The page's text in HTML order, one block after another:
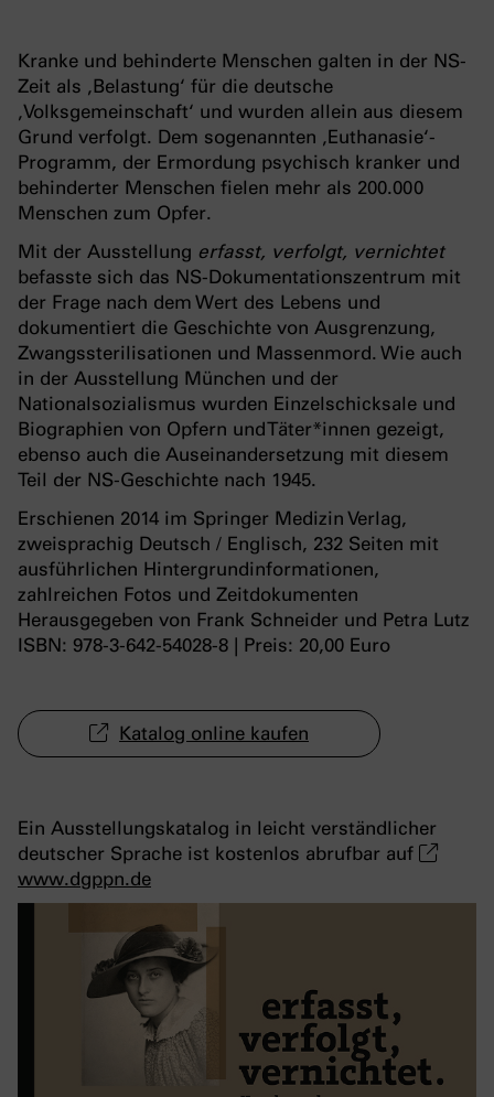
Kranke und behinderte Menschen galten in der NS-
Zeit als ‚Belastung‘ für die deutsche
‚Volksgemeinschaft‘ und wurden allein aus diesem
Grund verfolgt. Dem sogenannten ‚Euthanasie‘-
Programm, der Ermordung psychisch kranker und
behinderter Menschen fielen mehr als 200.000
Menschen zum Opfer.
Mit der Ausstellung erfasst, verfolgt, vernichtet
befasste sich das NS-Dokumentationszentrum mit
der Frage nach dem Wert des Lebens und
dokumentiert die Geschichte von Ausgrenzung,
Zwangssterilisationen und Massenmord. Wie auch
in der Ausstellung München und der
Nationalsozialismus wurden Einzelschicksale und
Biographien von Opfern und Täter*innen gezeigt,
ebenso auch die Auseinandersetzung mit diesem
Teil der NS-Geschichte nach 1945.
Erschienen 2014 im Springer Medizin Verlag,
zweisprachig Deutsch / Englisch, 232 Seiten mit
ausführlichen Hintergrundinformationen,
zahlreichen Fotos und Zeitdokumenten
Herausgegeben von Frank Schneider und Petra Lutz
ISBN: 978-3-642-54028-8 | Preis: 20,00 Euro
Katalog online kaufen
Ein Ausstellungskatalog in leicht verständlicher
deutscher Sprache ist kostenlos abrufbar auf
www.dgppn.de